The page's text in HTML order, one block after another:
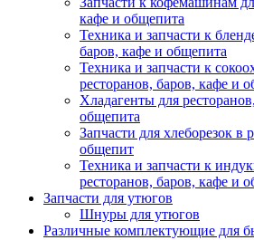
кафе и общепита
Техника и запчасти к
баров, кафе и общепита
Техника и запчасти к
ресторанов, баров, кафе и
Хладагенты для
общепита
Запчасти для хлеборезок в
общепит
Техника и запчасти к
ресторанов, баров, кафе и
Запчасти для утюгов
Шнуры для утюгов
Различные комплектующие для